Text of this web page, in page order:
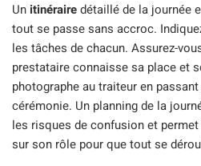
Un itinérairedétaillé de la journée
tout se passe sans accroc.
les tâches de chacun. Assurez-
prestataire connaisse sa place et
photographe au traiteur en
cérémonie. Un planning de la
les risques de confusion et
sur son rôle pour que tout se